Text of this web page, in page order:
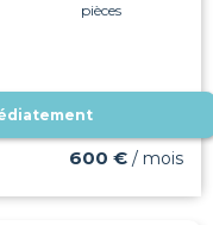
pièces
600 € / mois